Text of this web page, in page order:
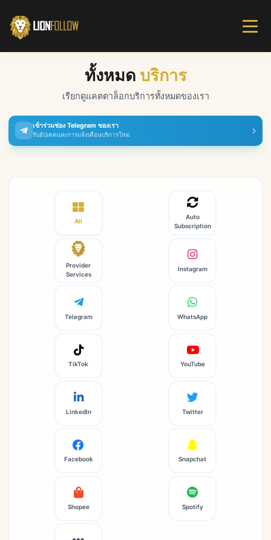
ทั้งหมด บริการ
เรียกดูแคตตาล็อกบริการทั้งหมดของเรา
เข้าร่วมช่อง Telegram ของเรา
รับอัปเดตและการแจ้งเตือนบริการใหม่
All
Auto
Subscription
Provider
Services
Instagram
Telegram WhatsApp
TikTok YouTube
LinkedIn Twitter
Facebook Snapchat
Shopee Spotify